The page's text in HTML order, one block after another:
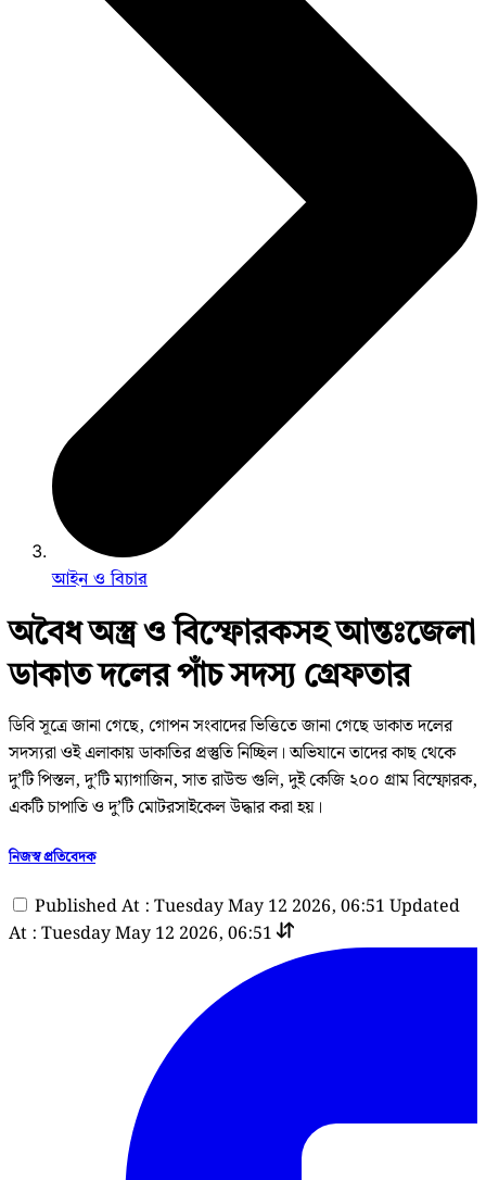
আইন ও বিচার
অবৈধ অস্ত্র ও বিস্ফোরকসহ আন্তঃজেলা
ডাকাত দলের পাঁচ সদস্য গ্রেফতার
ডিবি সূত্রে জানা গেছে, গোপন সংবাদের ভিত্তিতে জানা গেছে ডাকাত দলের
সদস্যরা ওই এলাকায় ডাকাতির প্রস্তুতি নিচ্ছিল। অভিযানে তাদের কাছ থেকে
দু’টি পিস্তল, দু’টি ম্যাগাজিন, সাত রাউন্ড গুলি, দুই কেজি ২০০ গ্রাম বিস্ফোরক,
একটি চাপাতি ও দু’টি মোটরসাইকেল উদ্ধার করা হয়।
নিজস্ব প্রতিবেদক
Published At : Tuesday May 12 2026, 06:51 Updated
At : Tuesday May 12 2026, 06:51